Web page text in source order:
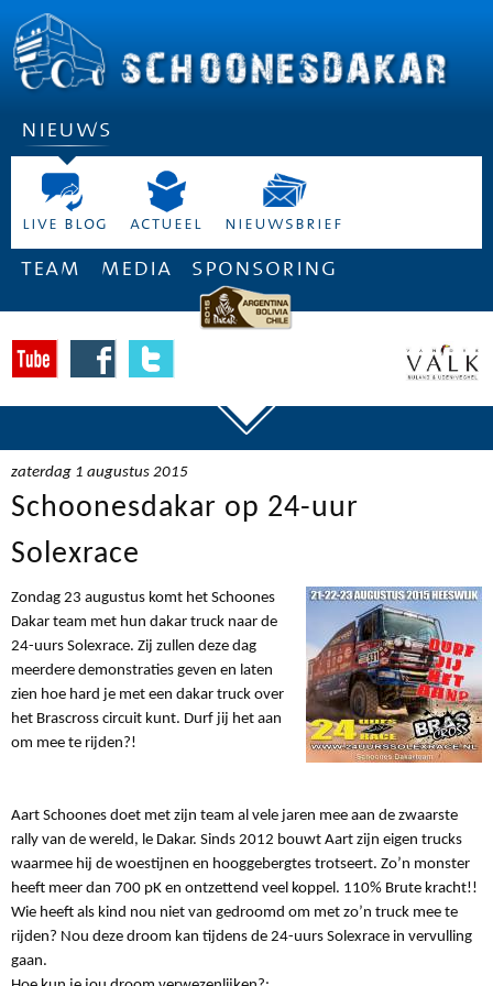
nieuws
live blog actueel nieuwsbrief
team media sponsoring
zaterdag 1 augustus 2015
Schoonesdakar op 24-uur
Solexrace
Zondag 23 augustus komt het Schoones
Dakar team met hun dakar truck naar de
24-uurs Solexrace. Zij zullen deze dag
meerdere demonstraties geven en laten
zien hoe hard je met een dakar truck over
het Brascross circuit kunt. Durf jij het aan
om mee te rijden?!
Aart Schoones doet met zijn team al vele jaren mee aan de zwaarste
rally van de wereld, le Dakar. Sinds 2012 bouwt Aart zijn eigen trucks
waarmee hij de woestijnen en hooggebergtes trotseert. Zo’n monster
heeft meer dan 700 pK en ontzettend veel koppel. 110% Brute kracht!!
Wie heeft als kind nou niet van gedroomd om met zo’n truck mee te
rijden? Nou deze droom kan tijdens de 24-uurs Solexrace in vervulling
gaan.